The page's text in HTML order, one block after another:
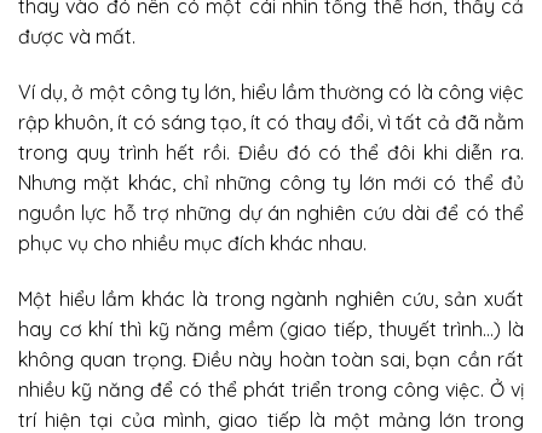
thay vào đó nên có một cái nhìn tổng thể hơn, thấy cả
được và mất.
Ví dụ, ở một công ty lớn, hiểu lầm thường có là công việc
rập khuôn, ít có sáng tạo, ít có thay đổi, vì tất cả đã nằm
trong quy trình hết rồi. Điều đó có thể đôi khi diễn ra.
Nhưng mặt khác, chỉ những công ty lớn mới có thể đủ
nguồn lực hỗ trợ những dự án nghiên cứu dài để có thể
phục vụ cho nhiều mục đích khác nhau.
Một hiểu lầm khác là trong ngành nghiên cứu, sản xuất
hay cơ khí thì kỹ năng mềm (giao tiếp, thuyết trình…) là
không quan trọng. Điều này hoàn toàn sai, bạn cần rất
nhiều kỹ năng để có thể phát triển trong công việc. Ở vị
trí hiện tại của mình, giao tiếp là một mảng lớn trong